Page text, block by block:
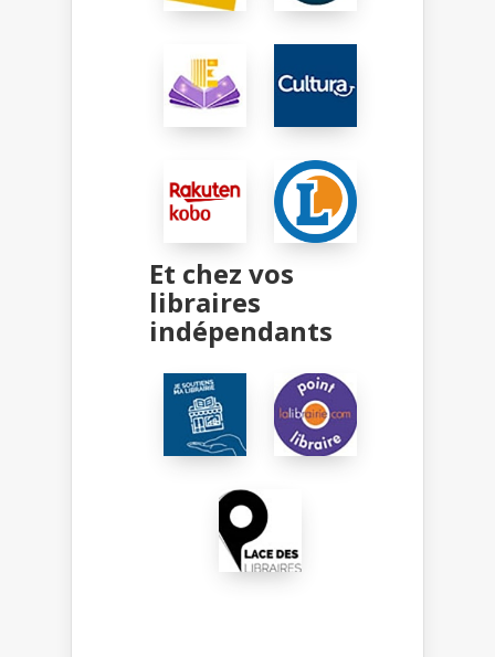
Et chez vos
libraires
indépendants